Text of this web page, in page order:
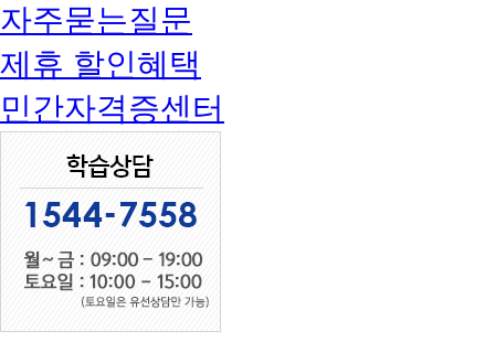
자주묻는질문
제휴 할인혜택
민간자격증센터